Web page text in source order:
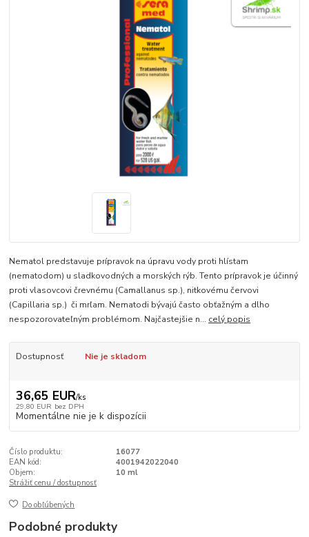
Nematol predstavuje prípravok na úpravu vody proti hlístam
(nematodom) u sladkovodných a morských rýb. Tento prípravok je účinný
proti vlasovcovi črevnému (Camallanus sp.), nitkovému červovi
(Capillaria sp.) či mrľam. Nematodi bývajú často obťažným a dlho
nespozorovateľným problémom. Najčastejšie n... celý popis
Dostupnosť Nie je skladom
36,65 EUR/ks
29,80 EUR bez DPH
Momentálne nie je k dispozícii
Číslo produktu:
16077
EAN kód:
4001942022040
Objem:
10 ml
Strážiť cenu / dostupnosť
Do obľúbených
Podobné produkty